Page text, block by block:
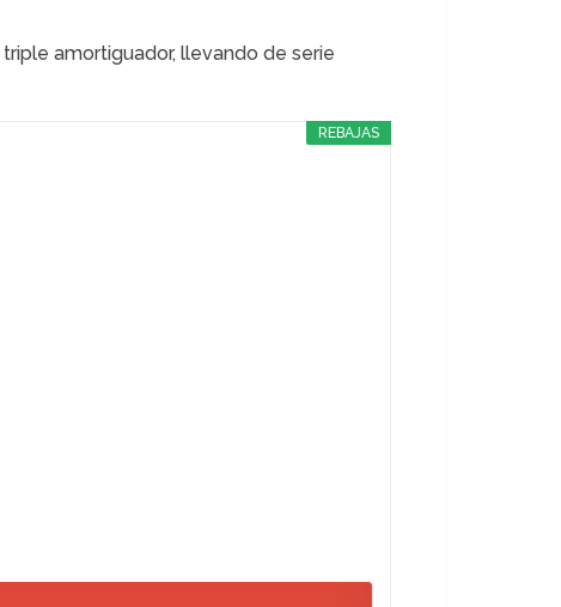
amortiguador, llevando de serie
REBAJAS